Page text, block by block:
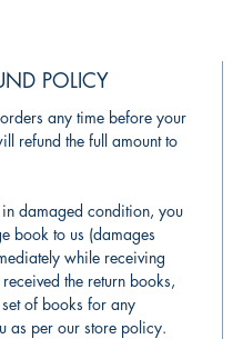
POLICY
any time before your
refund the full amount to
damaged condition, you
book to us (damages
while receiving
the return books,
of books for any
as per our store policy.